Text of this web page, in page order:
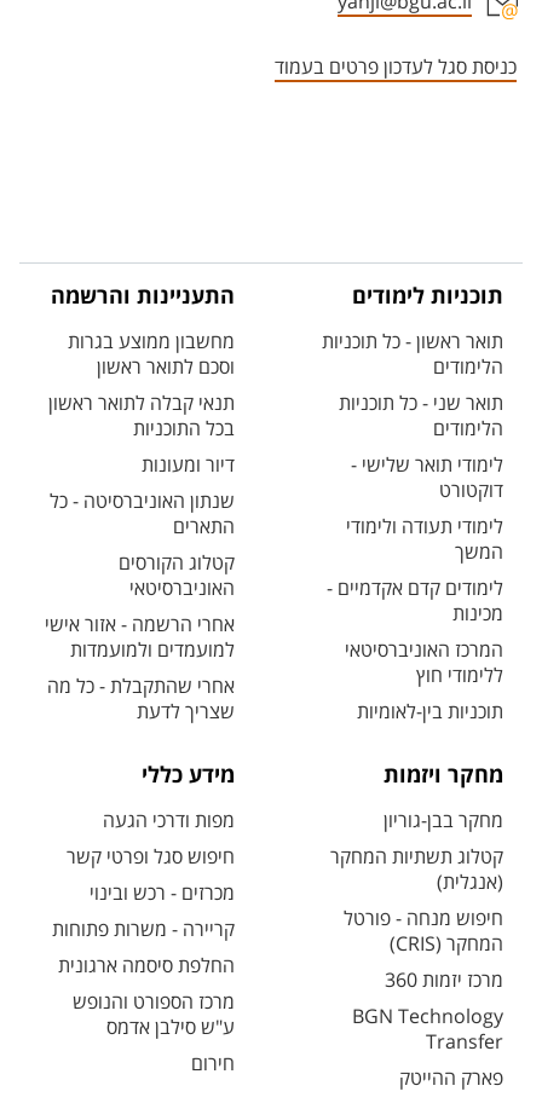
כניסת סגל לעדכון פרטים בעמוד
תוכניות לימודים
תואר ראשון - כל תוכניות
הלימודים
תואר שני - כל תוכניות
הלימודים
לימודי תואר שלישי -
דוקטורט
לימודי תעודה ולימודי
המשך
לימודים קדם אקדמיים -
מכינות
המרכז האוניברסיטאי
ללימודי חוץ
תוכניות בין-לאומיות
התעניינות והרשמה
מחשבון ממוצע בגרות
וסכם לתואר ראשון
תנאי קבלה לתואר ראשון
בכל התוכניות
דיור ומעונות
שנתון האוניברסיטה - כל
התארים
קטלוג הקורסים
האוניברסיטאי
אחרי הרשמה - אזור אישי
למועמדים ולמועמדות
אחרי שהתקבלת - כל מה
שצריך לדעת
מחקר ויזמות
מחקר בבן-גוריון
קטלוג תשתיות המחקר
(אנגלית)
חיפוש מנחה - פורטל
המחקר (CRIS)
מרכז יזמות 360
BGN Technology
Transfer
פארק ההייטק
מידע כללי
מפות ודרכי הגעה
חיפוש סגל ופרטי קשר
מכרזים - רכש ובינוי
קריירה - משרות פתוחות
החלפת סיסמה ארגונית
מרכז הספורט והנופש
ע"ש סילבן אדמס
חירום